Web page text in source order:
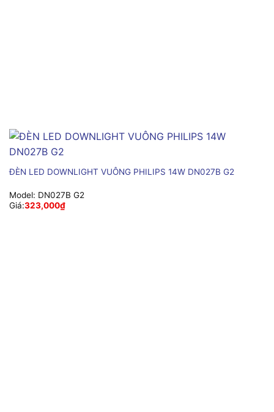
ĐÈN LED DOWNLIGHT VUÔNG PHILIPS 14W DN027B G2
Model: DN027B G2
Giá:323,000₫